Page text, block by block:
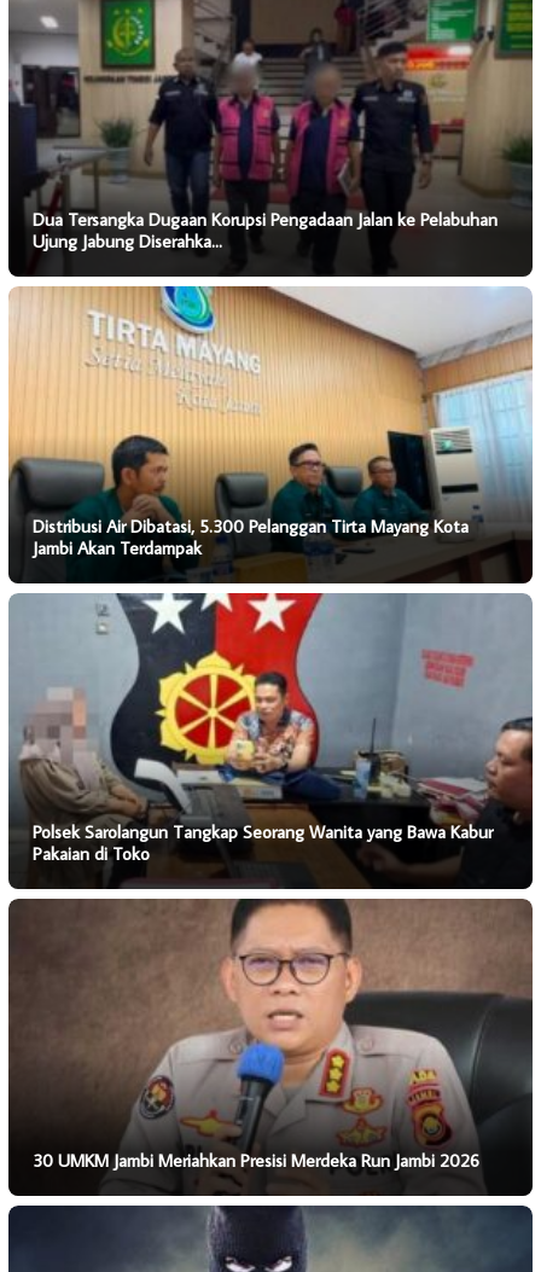
Dua Tersangka Dugaan Korupsi Pengadaan Jalan ke Pelabuhan
Ujung Jabung Diserahka…
Distribusi Air Dibatasi, 5.300 Pelanggan Tirta Mayang Kota
Jambi Akan Terdampak
Polsek Sarolangun Tangkap Seorang Wanita yang Bawa Kabur
Pakaian di Toko
30 UMKM Jambi Meriahkan Presisi Merdeka Run Jambi 2026